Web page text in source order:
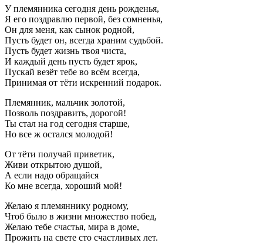
У племянника сегодня день рожденья,
Я его поздравлю первой, без сомненья,
Он для меня, как сынок родной,
Пусть будет он, всегда храним судьбой.
Пусть будет жизнь твоя чиста,
И каждый день пусть будет ярок,
Пускай везёт тебе во всём всегда,
Принимая от тёти искренний подарок.
Племянник, мальчик золотой,
Позволь поздравить, дорогой!
Ты стал на год сегодня старше,
Но все ж остался молодой!
От тёти получай приветик,
Живи открытою душой,
А если надо обращайся
Ко мне всегда, хороший мой!
Желаю я племяннику родному,
Чтоб было в жизни множество побед,
Желаю тебе счастья, мира в доме,
Прожить на свете сто счастливых лет.